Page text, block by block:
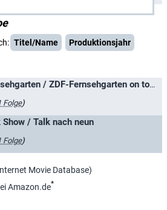
Titel/Name
Produktionsjahr
ZDF-Fernsehgarten / ZDF-Fernsehgarten on tour
Folge)
Show / Talk nach neun
Folge)
Movie Database)
Amazon.de*